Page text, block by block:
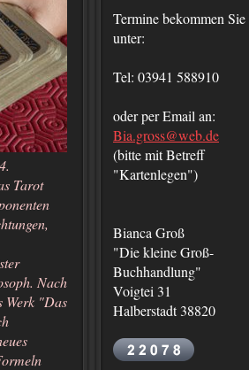
Tarot
Nach
Werk "Das
Termine bekommen Sie
unter:
Tel: 03941 588910
oder per Email an:
Bia.gross@web.de
(bitte mit Betreff
"Kartenlegen")
Bianca Groß
"Die kleine Groß-
Buchhandlung"
Voigtei 31
Halberstadt 38820